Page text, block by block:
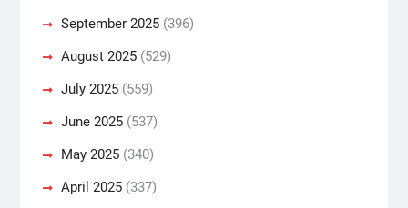
September 2025(396)
August 2025(529)
July 2025(559)
June 2025(537)
May 2025(340)
April 2025(337)